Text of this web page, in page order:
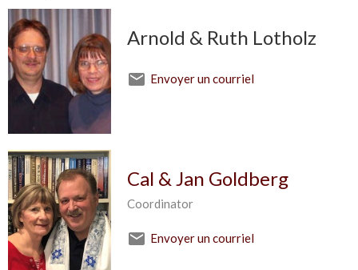
Arnold & Ruth Lotholz
Envoyer un courriel
Cal & Jan Goldberg
Coordinator
Envoyer un courriel